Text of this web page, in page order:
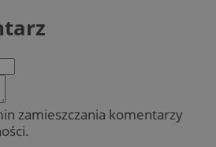
zamieszczania komentarzy